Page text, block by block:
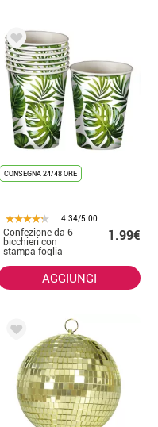
CONSEGNA 24/48 ORE
4.34/5.00
Confezione da 6
bicchieri con
stampa foglia
1.99€
AGGIUNGI